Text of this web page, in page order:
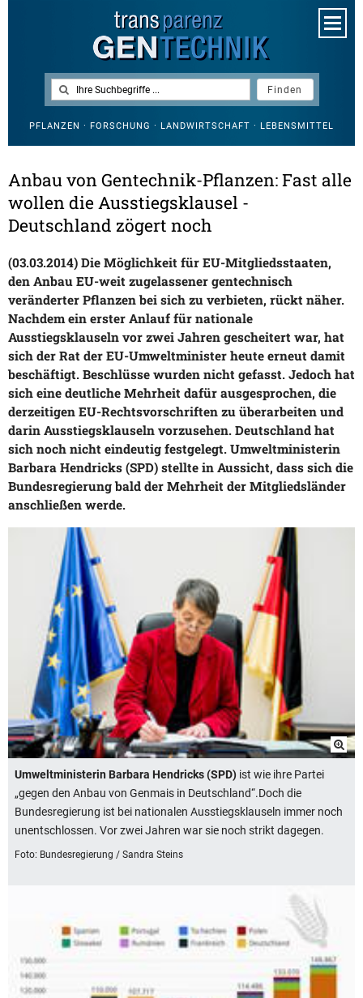
PFLANZEN · FORSCHUNG · LANDWIRTSCHAFT · LEBENSMITTEL
Anbau von Gentechnik-Pflanzen: Fast alle
wollen die Ausstiegsklausel -
Deutschland zögert noch
(03.03.2014) Die Möglichkeit für EU-Mitgliedsstaaten,
den Anbau EU-weit zugelassener gentechnisch
veränderter Pflanzen bei sich zu verbieten, rückt näher.
Nachdem ein erster Anlauf für nationale
Ausstiegsklauseln vor zwei Jahren gescheitert war, hat
sich der Rat der EU-Umweltminister heute erneut damit
beschäftigt. Beschlüsse wurden nicht gefasst. Jedoch hat
sich eine deutliche Mehrheit dafür ausgesprochen, die
derzeitigen EU-Rechtsvorschriften zu überarbeiten und
darin Ausstiegsklauseln vorzusehen. Deutschland hat
sich noch nicht eindeutig festgelegt. Umweltministerin
Barbara Hendricks (SPD) stellte in Aussicht, dass sich die
Bundesregierung bald der Mehrheit der Mitgliedsländer
anschließen werde.
Umweltministerin Barbara Hendricks (SPD) ist wie ihre Partei
„gegen den Anbau von Genmais in Deutschland“.Doch die
Bundesregierung ist bei nationalen Ausstiegsklauseln immer noch
unentschlossen. Vor zwei Jahren war sie noch strikt dagegen.
Foto: Bundesregierung / Sandra Steins